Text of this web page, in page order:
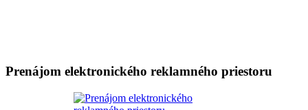
Prenájom elektronického reklamného priestoru